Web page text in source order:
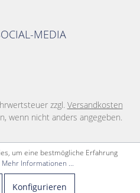
MEDIA
zzgl. Versandkosten
wenn nicht anders angegeben.
um eine bestmögliche Erfahrung
Mehr Informationen ...
Konfigurieren